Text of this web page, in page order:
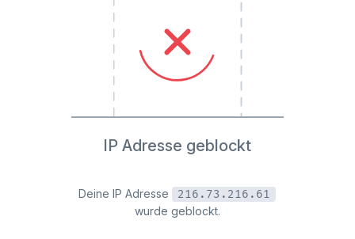
IP Adresse geblockt
Deine IP Adresse
216.73.216.61
wurde geblockt.